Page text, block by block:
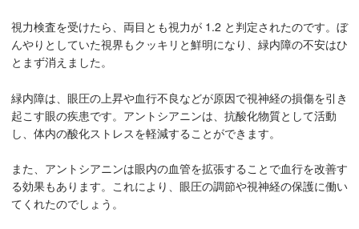
視力検査を受けたら、両目とも視力が 1.2 と判定されたのです。ぼ
んやりとしていた視界もクッキリと鮮明になり、緑内障の不安はひ
とまず消えました。
緑内障は、眼圧の上昇や血行不良などが原因で視神経の損傷を引き
起こす眼の疾患です。アントシアニンは、抗酸化物質として活動
し、体内の酸化ストレスを軽減することができます。
また、アントシアニンは眼内の血管を拡張することで血行を改善す
る効果もあります。これにより、眼圧の調節や視神経の保護に働い
てくれたのでしょう。